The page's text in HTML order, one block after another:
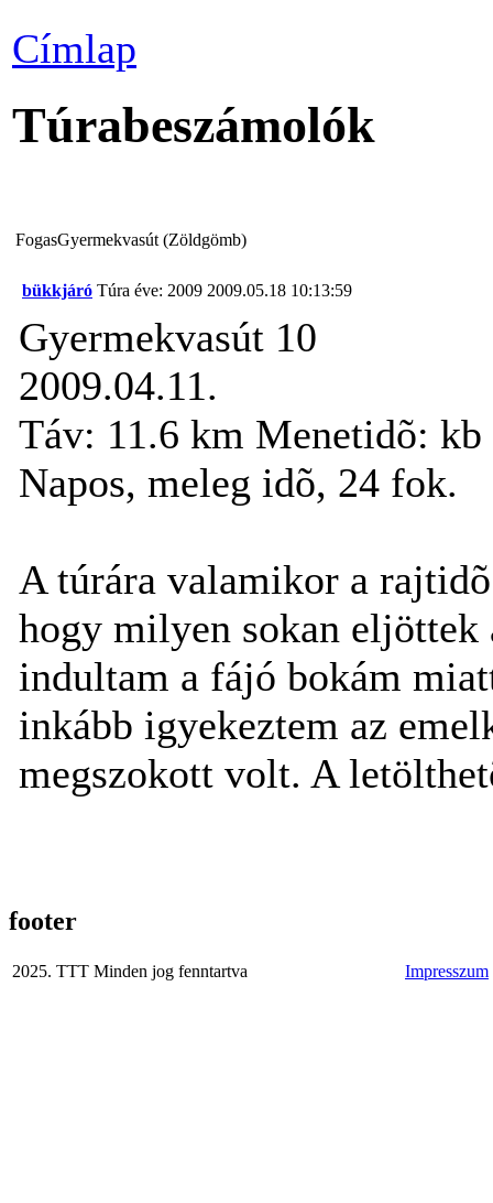
Címlap
Túrabeszámolók
FogasGyermekvasút (Zöldgömb)
bükkjáró Túra éve: 2009 2009.05.18 10:13:59
Gyermekvasút 10
2009.04.11.
Táv: 11.6 km Menetidõ: kb
Napos, meleg idõ, 24 fok.
A túrára valamikor a
hogy milyen sokan eljöttek
indultam a fájó bokám
inkább igyekeztem az
megszokott volt. A
footer
2025. TTT Minden jog fenntartva Impresszum